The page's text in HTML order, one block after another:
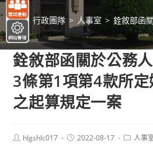
> 行政團隊 > 人事室 > 銓敘部函
銓敘部函關於公務
3條第1項第4款所
之起算規定一案
Posthlgshlc017
Post2022-08-17
Post人事